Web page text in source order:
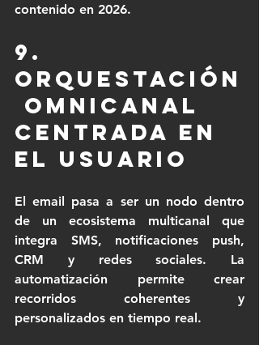
contenido en 2026.
9.
Orquestación
omnicanal
centrada en
el usuario
El email pasa a ser un nodo dentro
de un ecosistema multicanal que
integra SMS, notificaciones push,
CRM y redes sociales. La
automatización permite crear
recorridos coherentes y
personalizados en tiempo real.